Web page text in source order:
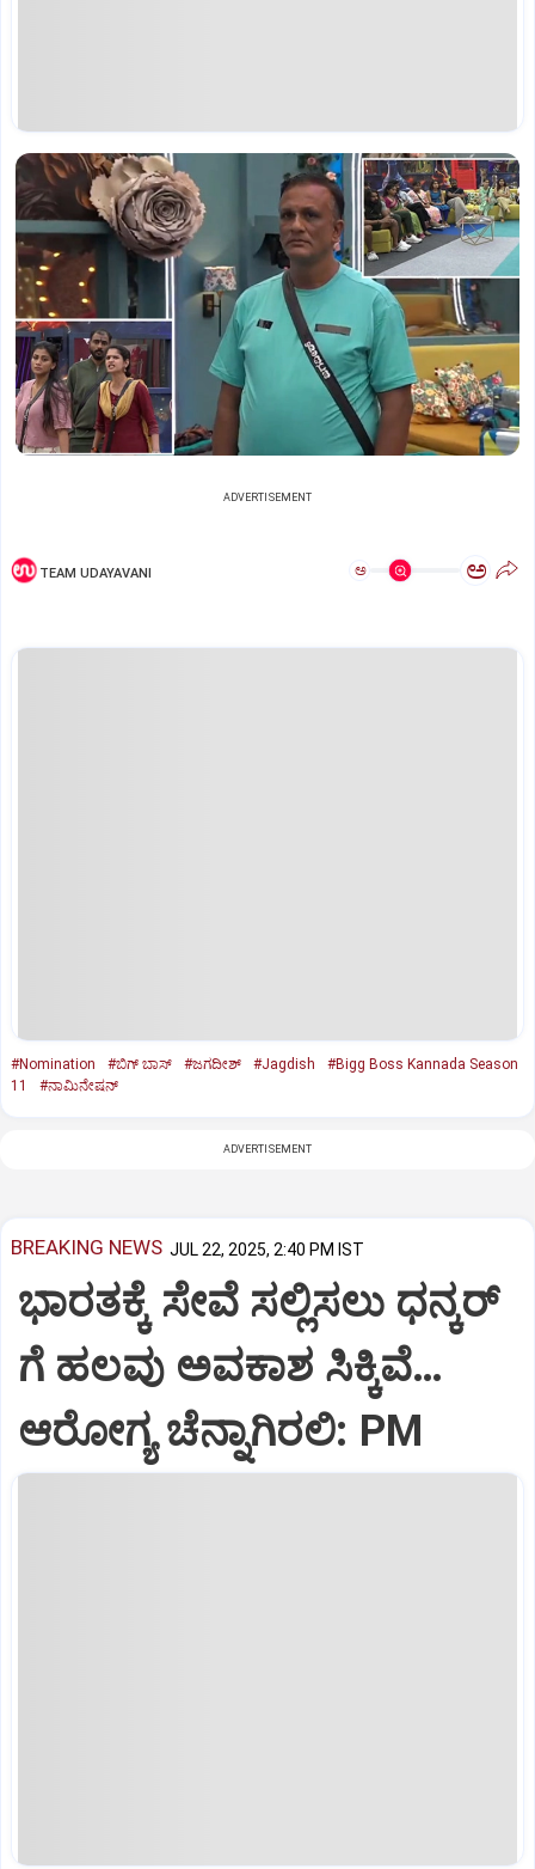
ADVERTISEMENT
TEAM UDAYAVANI ಅ ಅ
#Nomination #ಬಿಗ್ ಬಾಸ್ #ಜಗದೀಶ್‌ #Jagdish
#Bigg Boss Kannada Season
11
#ನಾಮಿನೇಷನ್
ADVERTISEMENT
BREAKING NEWS JUL 22, 2025, 2:40 PM IST
ಭಾರತಕ್ಕೆ ಸೇವೆ ಸಲ್ಲಿಸಲು ಧನ್ಕರ್‌
ಗೆ ಹಲವು ಅವಕಾಶ ಸಿಕ್ಕಿವೆ…
ಆರೋಗ್ಯ ಚೆನ್ನಾಗಿರಲಿ: PM